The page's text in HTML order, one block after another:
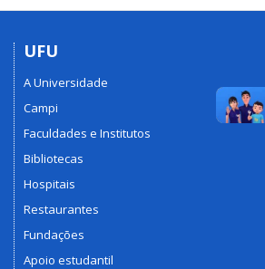
UFU
A Universidade
Campi
Faculdades e Institutos
Bibliotecas
Hospitais
Restaurantes
Fundações
Apoio estudantil